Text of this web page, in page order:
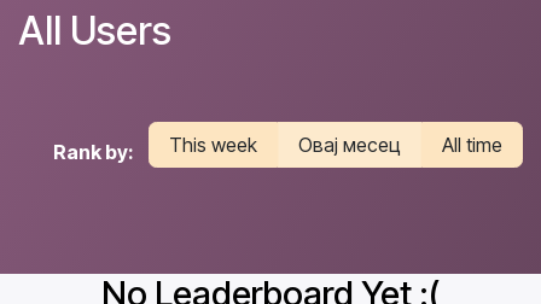
All Users
Rank by: This week Овај месец All time
No Leaderboard Yet :(